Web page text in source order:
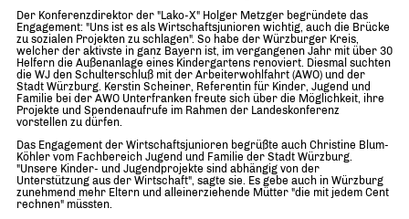
Senatoren
Imagefilm
Merchandising-Klamotten
Der Konferenzdirektor der "Lako-X" Holger Metzger begründete das
Engagement: "Uns ist es als Wirtschaftsjunioren wichtig, auch die Brücke
zu sozialen Projekten zu schlagen". So habe der Würzburger Kreis,
welcher der aktivste in ganz Bayern ist, im vergangenen Jahr mit über 30
Helfern die Außenanlage eines Kindergartens renoviert. Diesmal suchten
die WJ den Schulterschluß mit der Arbeiterwohlfahrt (AWO) und der
Stadt Würzburg. Kerstin Scheiner, Referentin für Kinder, Jugend und
Familie bei der AWO Unterfranken freute sich über die Möglichkeit, ihre
Projekte und Spendenaufrufe im Rahmen der Landeskonferenz
vorstellen zu dürfen.
Das Engagement der Wirtschaftsjunioren begrüßte auch Christine Blum-
Köhler vom Fachbereich Jugend und Familie der Stadt Würzburg.
"Unsere Kinder- und Jugendprojekte sind abhängig von der
Unterstützung aus der Wirtschaft", sagte sie. Es gebe auch in Würzburg
zunehmend mehr Eltern und alleinerziehende Mütter "die mit jedem Cent
rechnen" müssten.